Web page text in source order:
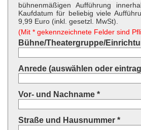
bühnenmäßigen Aufführung
Kaufdatum für beliebig viele
9,99 Euro (inkl. gesetzl. MwSt).
(Mit * gekennzeichnete Felder sind
Bühne/Theatergruppe/
Anrede (auswählen oder
Vor- und Nachname *
Straße und Hausnummer *